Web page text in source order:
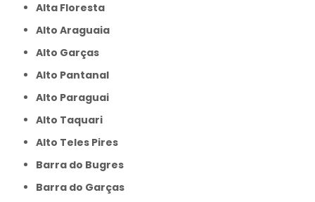
Alta Floresta
Alto Araguaia
Alto Garças
Alto Pantanal
Alto Paraguai
Alto Taquari
Alto Teles Pires
Barra do Bugres
Barra do Garças